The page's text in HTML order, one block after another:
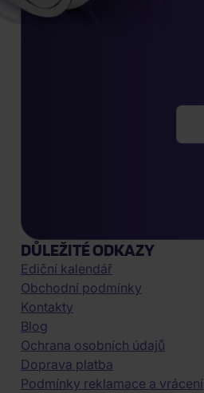
DŮLEŽITÉ ODKAZY
Ediční kalendář
Obchodní podmínky
Kontakty
Blog
Ochrana osobních údajů
Doprava platba
Podmínky reklamace a vrácení